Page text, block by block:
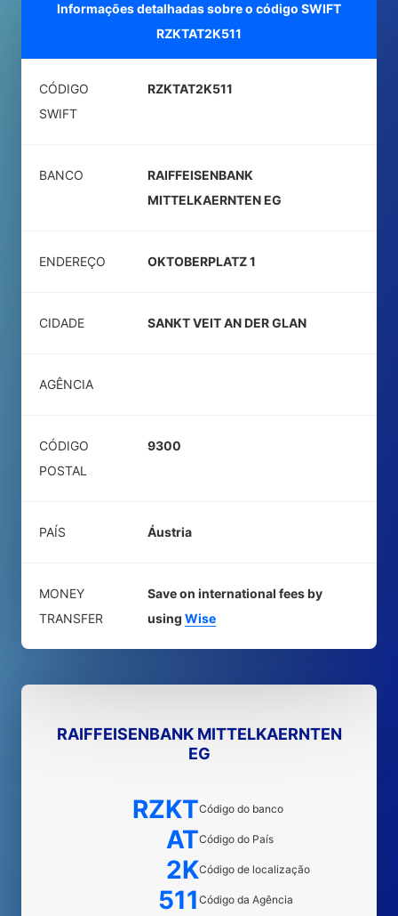
Informações detalhadas sobre o código SWIFT
RZKTAT2K511
CÓDIGO
SWIFT
RZKTAT2K511
BANCO
RAIFFEISENBANK
MITTELKAERNTEN EG
ENDEREÇO OKTOBERPLATZ 1
CIDADE SANKT VEIT AN DER GLAN
AGÊNCIA
CÓDIGO
POSTAL
9300
PAÍS Áustria
MONEY
TRANSFER
Save on international fees by
using Wise
RAIFFEISENBANK MITTELKAERNTEN
EG
RZKTCódigo do banco
ATCódigo do País
2KCódigo de localização
511 Código da Agência